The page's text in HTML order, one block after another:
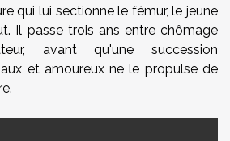
qui lui sectionne le fémur, le jeune
Il passe trois ans entre chômage
avant qu'une succession
et amoureux ne le propulse de